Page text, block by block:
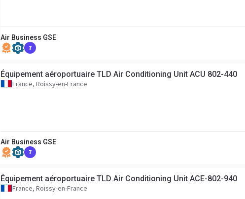
Air Business GSE
7
Équipement aéroportuaire TLD Air Conditioning Unit ACU 802-440
France, Roissy-en-France
Air Business GSE
7
Équipement aéroportuaire TLD Air Conditioning Unit ACE-802-940
France, Roissy-en-France